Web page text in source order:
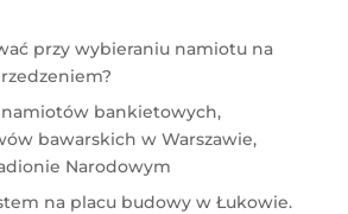
przy wybieraniu namiotu na
bankietowych,
bawarskich w Warszawie,
Narodowym
na placu budowy w Łukowie.